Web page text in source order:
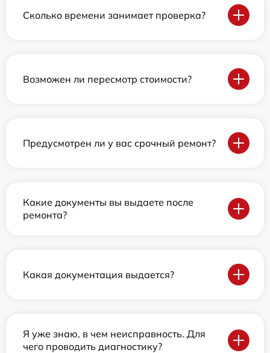
Сколько времени занимает проверка?
Возможен ли пересмотр стоимости?
Предусмотрен ли у вас срочный ремонт?
Какие документы вы выдаете после
ремонта?
Какая документация выдается?
Я уже знаю, в чем неисправность. Для
чего проводить диагностику?